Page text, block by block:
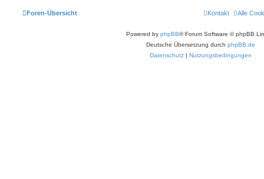
Foren-Übersicht Alle
Kontakt
Powered by phpBB® Forum Software © phpBB
Deutsche Übersetzung durch phpBB.de
Datenschutz | Nutzungsbedingungen